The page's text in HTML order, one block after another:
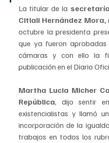
La titular de la
Citlali Hernández Mora,
octubre la presidenta
que ya fueron
cámaras y con ello la
publicación en el Diario
Martha Lucia Micher
República, dijo sentir
existencialistas y llamó
incorporación de la
trabajos en todos los